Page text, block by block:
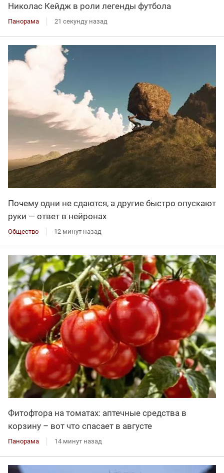
Николас Кейдж в роли легенды футбола
Панорама 21 секунду назад
Почему одни не сдаются, а другие быстро опускают
руки — ответ в нейронах
Общество 12 минут назад
Фитофтора на томатах: аптечные средства в
корзину – вот что спасает в августе
Панорама 14 минут назад